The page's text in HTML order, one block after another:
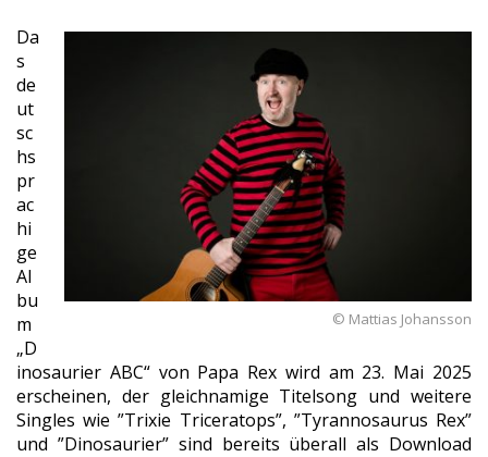
© Mattias Johansson
Da
s
de
ut
sc
hs
pr
ac
hi
ge
Al
bu
m
„D
inosaurier ABC“ von Papa Rex wird am 23. Mai 2025
erscheinen, der gleichnamige Titelsong und weitere
Singles wie ”Trixie Triceratops”, ”Tyrannosaurus Rex”
und ”Dinosaurier” sind bereits überall als Download